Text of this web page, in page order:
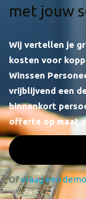
met jouw
Wij vertellen je
kosten voor
Winssen
vrijblijvend een
binnenkort
offerte op maat
Ofvraag een